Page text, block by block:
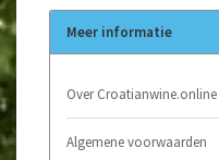
Meer informatie
Over Croatianwine.online
Algemene voorwaarden